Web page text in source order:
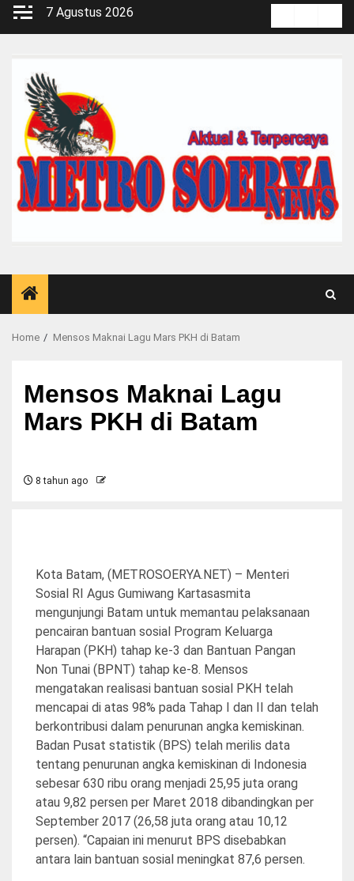
Skip
7 Agustus 2026
Media
Home Mensos Maknai Lagu Mars PKH di Batam
Mensos Maknai Lagu
Mars PKH di Batam
8 tahun ago
Kota Batam, (METROSOERYA.NET) – Menteri
Sosial RI Agus Gumiwang Kartasasmita
mengunjungi Batam untuk memantau pelaksanaan
pencairan bantuan sosial Program Keluarga
Harapan (PKH) tahap ke-3 dan Bantuan Pangan
Non Tunai (BPNT) tahap ke-8. Mensos
mengatakan realisasi bantuan sosial PKH telah
mencapai di atas 98% pada Tahap I dan II dan telah
berkontribusi dalam penurunan angka kemiskinan.
Badan Pusat statistik (BPS) telah merilis data
tentang penurunan angka kemiskinan di Indonesia
sebesar 630 ribu orang menjadi 25,95 juta orang
atau 9,82 persen per Maret 2018 dibandingkan per
September 2017 (26,58 juta orang atau 10,12
persen). “Capaian ini menurut BPS disebabkan
antara lain bantuan sosial meningkat 87,6 persen.